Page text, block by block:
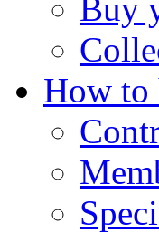
Buy
How to